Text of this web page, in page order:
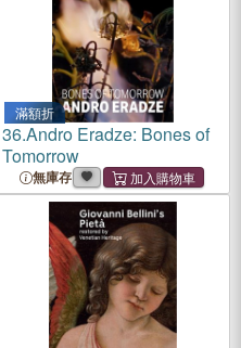
滿額折
36.Andro Eradze: Bones of
Tomorrow
無庫存